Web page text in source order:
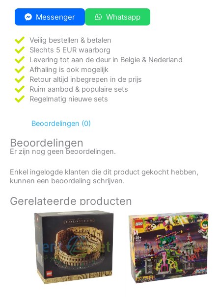
Messenger Whatsapp
Veilig bestellen & betalen
Slechts 5 EUR waarborg
Levering tot aan de deur in Belgie & Nederland
Afhaling is ook mogelijk
Retour altijd inbegrepen in de prijs
Ruim aanbod & populaire sets
Regelmatig nieuwe sets
Beoordelingen (0)
Beoordelingen
Er zijn nog geen beoordelingen.
Enkel ingelogde klanten die dit product gekocht hebben,
kunnen een beoordeling schrijven.
Gerelateerde producten